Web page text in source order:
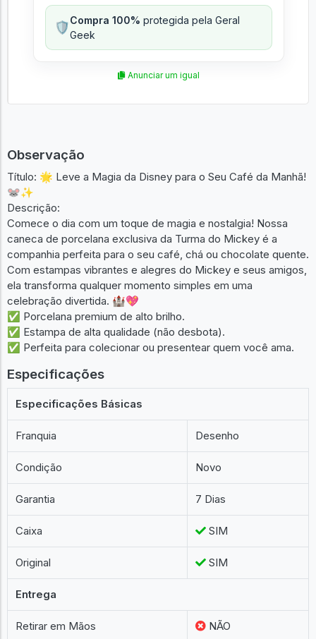
🛡️Compra 100% protegida pela Geral
Geek
Anunciar um igual
Observação
Título: 🌟 Leve a Magia da Disney para o Seu Café da Manhã!
🐭✨
Descrição:
Comece o dia com um toque de magia e nostalgia! Nossa
caneca de porcelana exclusiva da Turma do Mickey é a
companhia perfeita para o seu café, chá ou chocolate quente.
Com estampas vibrantes e alegres do Mickey e seus amigos,
ela transforma qualquer momento simples em uma
celebração divertida. 🏰💖
✅ Porcelana premium de alto brilho.
✅ Estampa de alta qualidade (não desbota).
✅ Perfeita para colecionar ou presentear quem você ama.
Especificações
Especificações Básicas
Franquia Desenho
Condição Novo
Garantia 7 Dias
Caixa SIM
Original SIM
Entrega
Retirar em Mãos NÃO